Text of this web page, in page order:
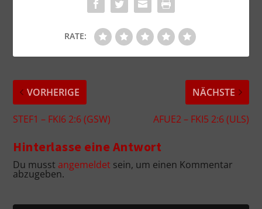
RATE:
VORHERIGE
STEF1 – FKI6 2:6 (GSW)
NÄCHSTE
AFUE2 – FKI5 2:6 (ULS)
Hinterlasse eine Antwort
Du musst angemeldet sein, um einen Kommentar
abzugeben.